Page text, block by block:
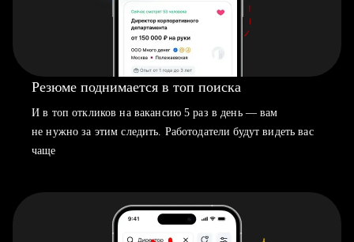
Резюме поднимается в топ поиска
И в топ откликов на вакансию 5 раз в день — вам
не нужно за этим следить. Работодатели будут видеть вас
чаще